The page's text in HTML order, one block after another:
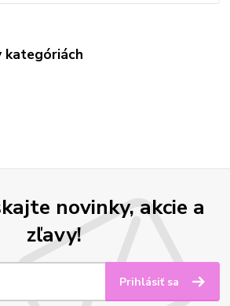
kategóriách
novinky, akcie a
zľavy!
Prihlásiť sa